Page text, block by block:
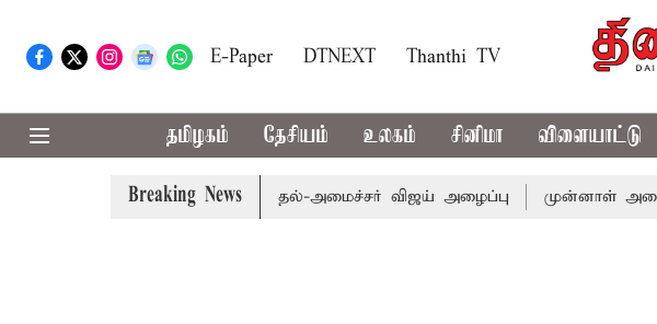
E-Paper DTNEXT Thanthi TV
தமிழகம் தேசியம் உலகம் சினிமா விளையாட்டு
Breaking News
கூட்டத்துக்கு முதல்-அமைச்சர் விஜய் அழைப்பு முன்னாள் அமைச்சர்